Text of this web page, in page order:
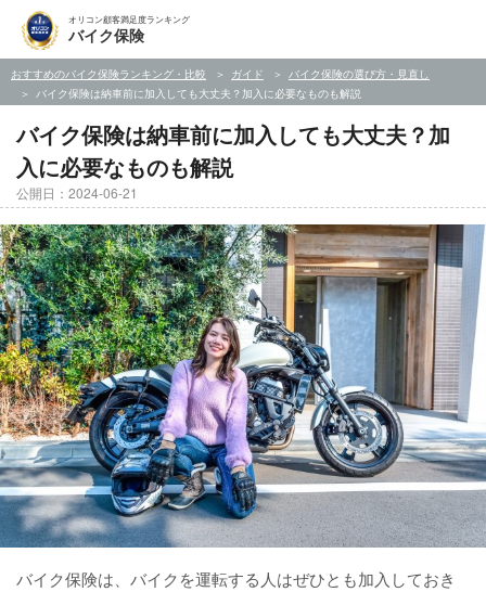
オリコン顧客満足度ランキング
バイク保険
おすすめのバイク保険ランキング・比較 ガイド
バイク保険の選び方・見直し
バイク保険は納車前に加入しても大丈夫？加入に必要なものも解説
バイク保険は納車前に加入しても大丈夫？加
入に必要なものも解説
公開日：2024-06-21
バイク保険は、バイクを運転する人はぜひとも加入しておき